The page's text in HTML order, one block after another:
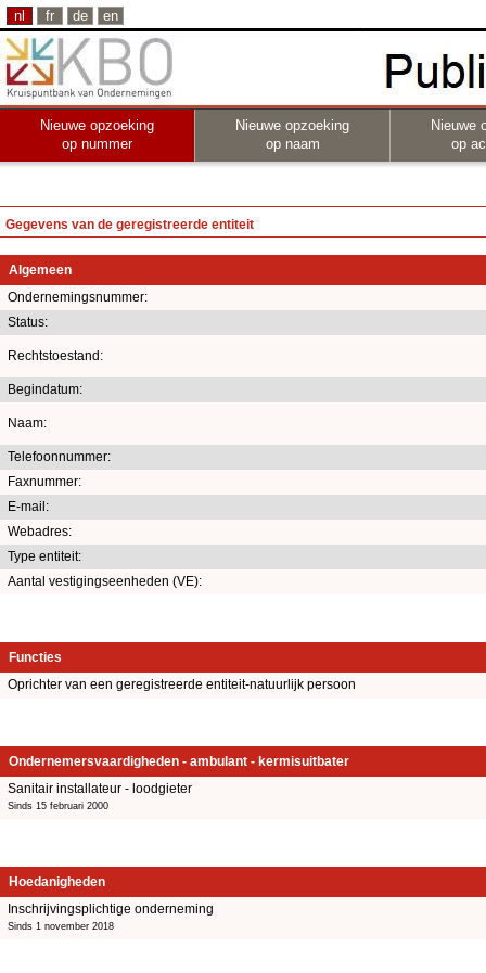
nl fr de en
Nieuwe opzoeking
op nummer
Nieuwe opzoeking
op naam
Nieuwe
op
Gegevens van de geregistreerde entiteit
Algemeen
Ondernemingsnummer:
Status:
Rechtstoestand:
Begindatum:
Naam:
Telefoonnummer:
Faxnummer:
E-mail:
Webadres:
Type entiteit:
Aantal vestigingseenheden (VE):
Functies
Oprichter van een geregistreerde entiteit-natuurlijk persoon
Ondernemersvaardigheden - ambulant - kermisuitbater
Sanitair installateur - loodgieter
Sinds 15 februari 2000
Hoedanigheden
Inschrijvingsplichtige onderneming
Sinds 1 november 2018